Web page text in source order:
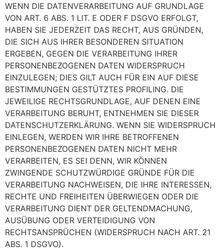
WENN DIE DATENVERARBEITUNG AUF GRUNDLAGE
VON ART. 6 ABS. 1 LIT. E ODER F DSGVO ERFOLGT,
HABEN SIE JEDERZEIT DAS RECHT, AUS GRÜNDEN,
DIE SICH AUS IHRER BESONDEREN SITUATION
ERGEBEN, GEGEN DIE VERARBEITUNG IHRER
PERSONENBEZOGENEN DATEN WIDERSPRUCH
EINZULEGEN; DIES GILT AUCH FÜR EIN AUF DIESE
BESTIMMUNGEN GESTÜTZTES PROFILING. DIE
JEWEILIGE RECHTSGRUNDLAGE, AUF DENEN EINE
VERARBEITUNG BERUHT, ENTNEHMEN SIE DIESER
DATENSCHUTZERKLÄRUNG. WENN SIE WIDERSPRUCH
EINLEGEN, WERDEN WIR IHRE BETROFFENEN
PERSONENBEZOGENEN DATEN NICHT MEHR
VERARBEITEN, ES SEI DENN, WIR KÖNNEN
ZWINGENDE SCHUTZWÜRDIGE GRÜNDE FÜR DIE
VERARBEITUNG NACHWEISEN, DIE IHRE INTERESSEN,
RECHTE UND FREIHEITEN ÜBERWIEGEN ODER DIE
VERARBEITUNG DIENT DER GELTENDMACHUNG,
AUSÜBUNG ODER VERTEIDIGUNG VON
RECHTSANSPRÜCHEN (WIDERSPRUCH NACH ART. 21
ABS. 1 DSGVO).